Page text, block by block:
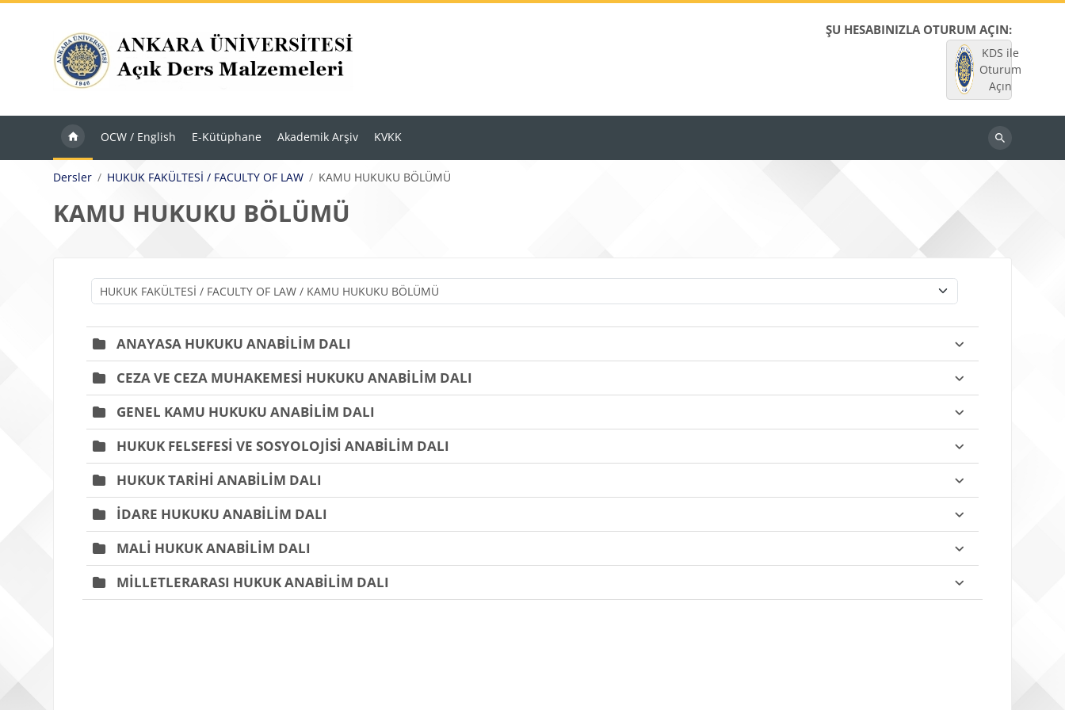
ŞU HESABINIZLA OTURUM AÇIN:
KDS ile
Oturum
Açın
OCW / English E-Kütüphane Akademik Arşiv KVKK
Dersleri
Dersler HUKUK FAKÜLTESİ / FACULTY OF LAW KAMU HUKUKU BÖLÜMÜ
KAMU HUKUKU BÖLÜMÜ
ANAYASA HUKUKU ANABİLİM DALI
CEZA VE CEZA MUHAKEMESİ HUKUKU ANABİLİM DALI
GENEL KAMU HUKUKU ANABİLİM DALI
HUKUK FELSEFESİ VE SOSYOLOJİSİ ANABİLİM DALI
HUKUK TARİHİ ANABİLİM DALI
İDARE HUKUKU ANABİLİM DALI
MALİ HUKUK ANABİLİM DALI
MİLLETLERARASI HUKUK ANABİLİM DALI